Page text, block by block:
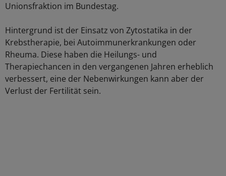
Unionsfraktion im Bundestag.
Hintergrund ist der Einsatz von Zytostatika in der
Krebstherapie, bei Autoimmunerkrankungen oder
Rheuma. Diese haben die Heilungs- und
Therapiechancen in den vergangenen Jahren erheblich
verbessert, eine der Nebenwirkungen kann aber der
Verlust der Fertilität sein.